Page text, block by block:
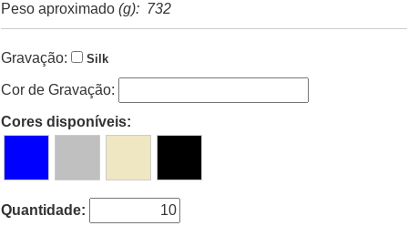
Peso aproximado (g): 732
Gravação: Silk
Cor de Gravação:
Cores disponíveis:
Quantidade: